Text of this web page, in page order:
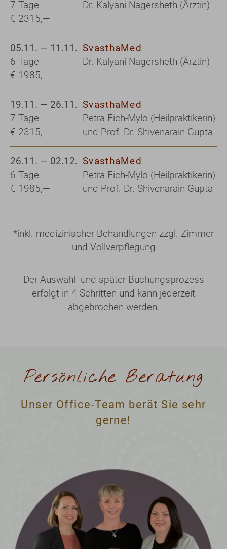
7 Tage
€ 2315,—
Dr. Kalyani Nagersheth (Ärztin)
05.11. — 11.11.
6 Tage
€ 1985,—
SvasthaMed
Dr. Kalyani Nagersheth (Ärztin)
19.11. — 26.11.
7 Tage
€ 2315,—
SvasthaMed
Petra Eich-Mylo (Heilpraktikerin)
und Prof. Dr. Shivenarain Gupta
26.11. — 02.12.
6 Tage
€ 1985,—
SvasthaMed
Petra Eich-Mylo (Heilpraktikerin)
und Prof. Dr. Shivenarain Gupta
*inkl. medizinischer Behandlungen zzgl. Zimmer
und Vollverpflegung
Der Auswahl- und später Buchungsprozess
erfolgt in 4 Schritten und kann jederzeit
abgebrochen werden.
Persönliche Beratung
Unser Office-Team berät Sie sehr
gerne!